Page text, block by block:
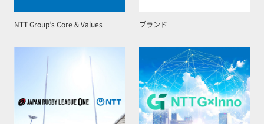
NTT Group’s Core & Values ブランド